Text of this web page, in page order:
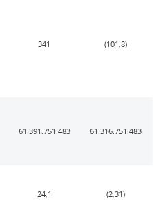
341 (101,8)
61.391.751.483 61.316.751.483
24,1 (2,31)